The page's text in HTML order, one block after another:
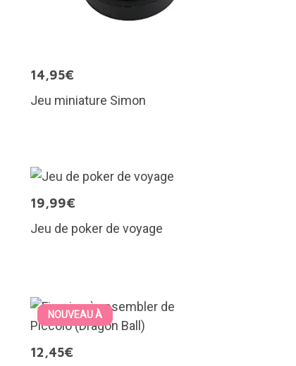
14,95€
Jeu miniature Simon
19,99€
Jeu de poker de voyage
NOUVEAU À
12,45€